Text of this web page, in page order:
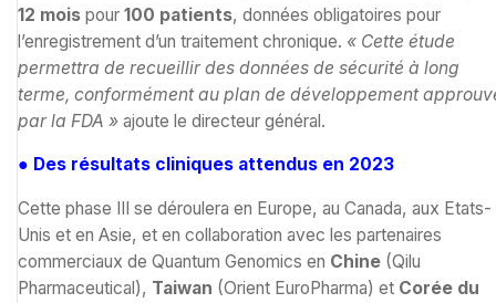
12 mois pour 100 patients, données obligatoires pour
l’enregistrement d’un traitement chronique. « Cette étude
permettra de recueillir des données de sécurité à long
terme, conformément au plan de développement
par la FDA » ajoute le directeur général.
● Des résultats cliniques attendus en 2023
Cette phase III se déroulera en Europe, au Canada, aux Etats-
Unis et en Asie, et en collaboration avec les partenaires
commerciaux de Quantum Genomics en Chine (Qilu
Pharmaceutical), Taiwan (Orient EuroPharma) et Corée du